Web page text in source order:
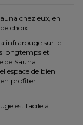
chez eux, en
choix.
infrarouge sur le
longtemps et
de Sauna
espace de bien
profiter
est facile à